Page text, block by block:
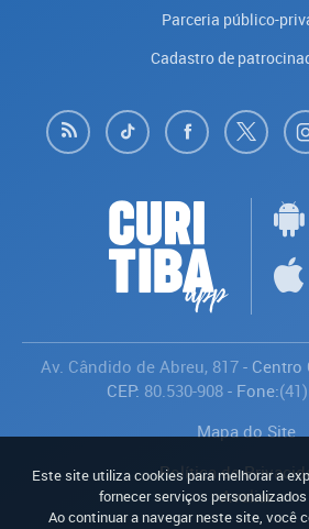
Parceria público-
Cadastro de
Av. Cândido de Abreu, 817- Centro
CEP: 80.530-908- Fone:
Mapa do Site
Política de
Avaliar
Este site utiliza cookies para melhorar a
fornecer serviços
Ao continuar a navegar neste site, você